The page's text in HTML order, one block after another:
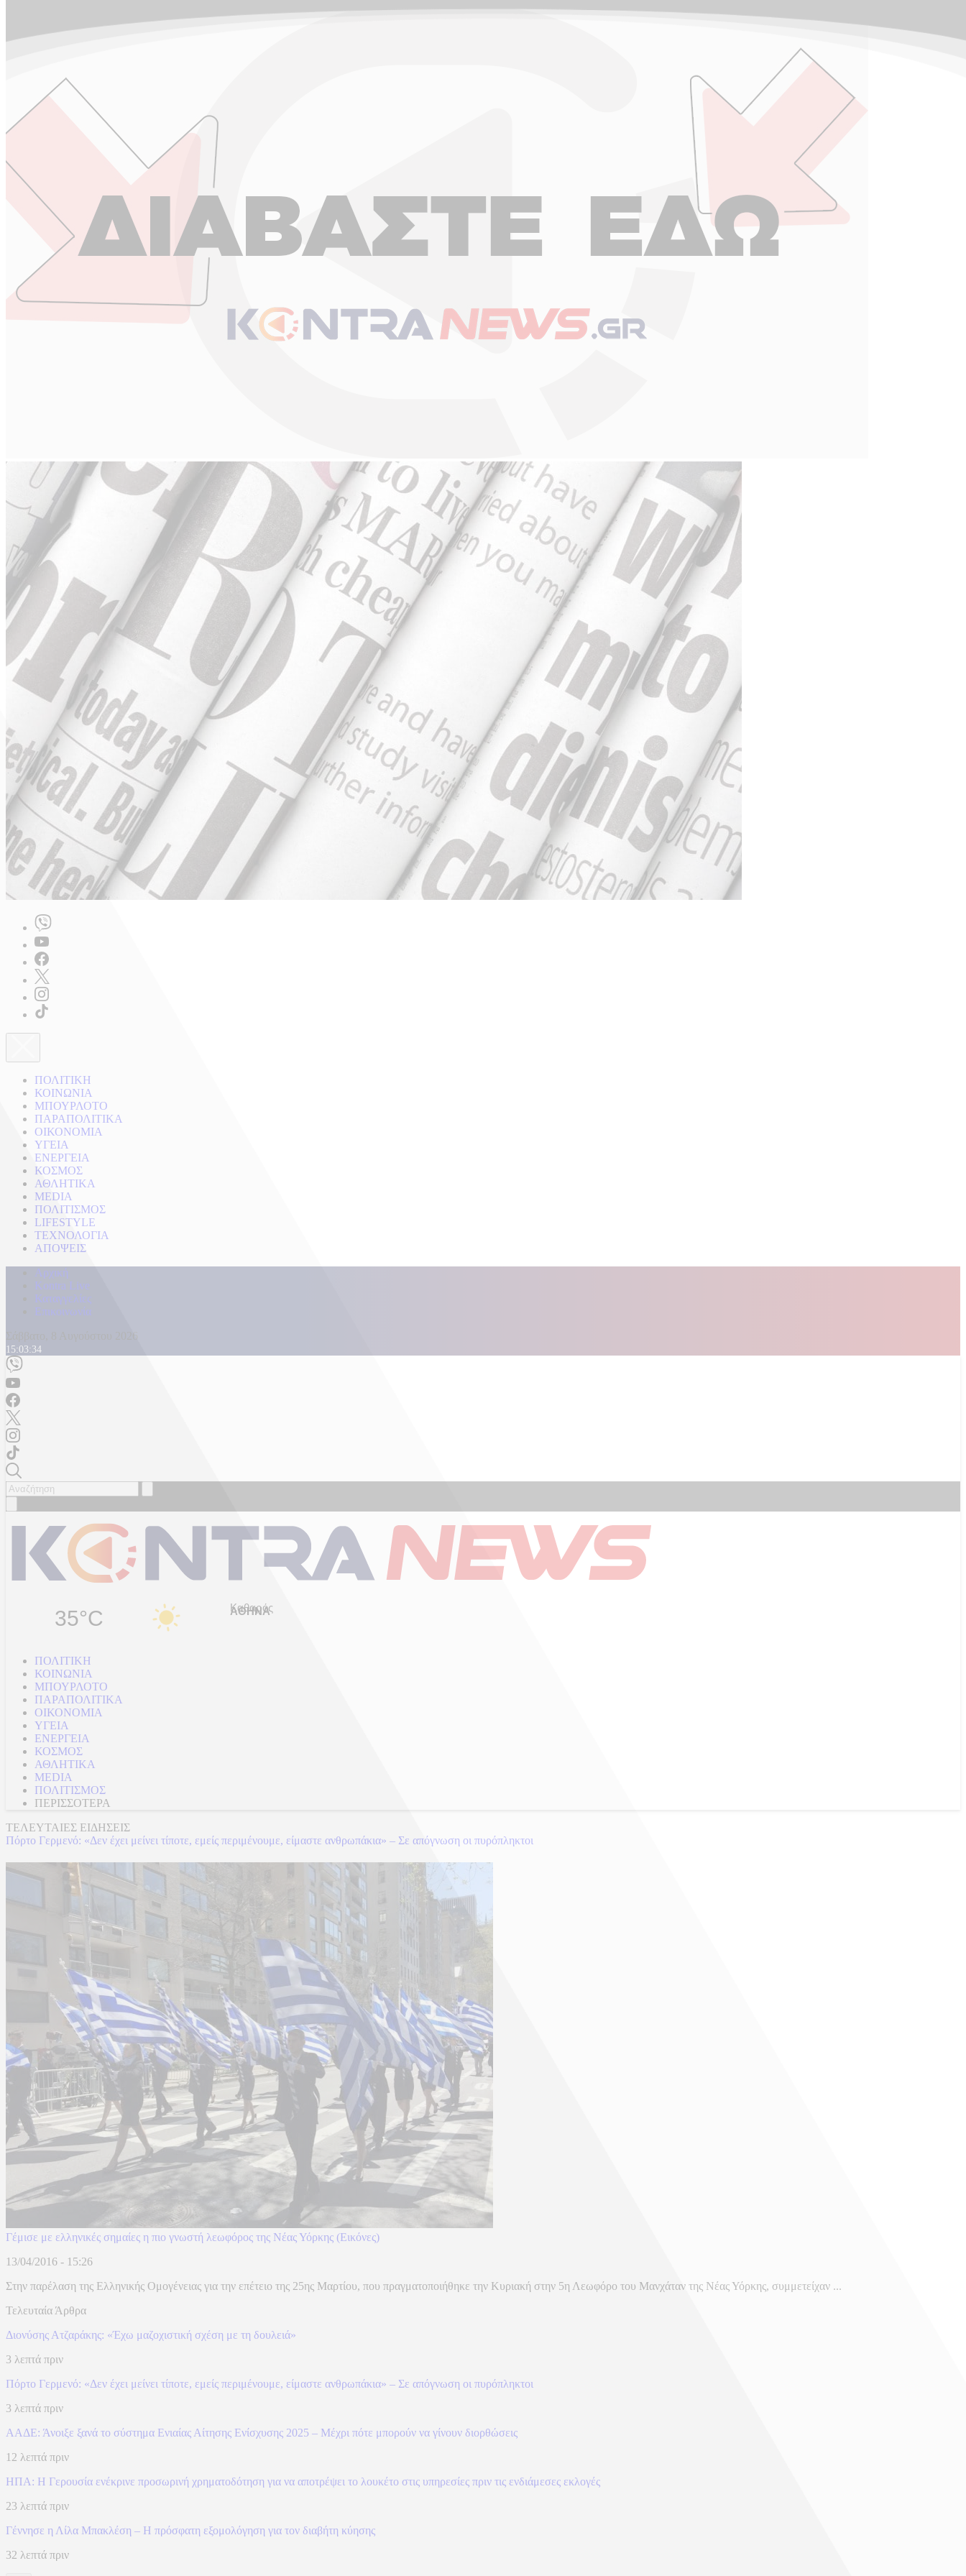
ΠΟΛΙΤΙΚΗ
ΚΟΙΝΩΝΙΑ
ΜΠΟΥΡΛΟΤΟ
ΠΑΡΑΠΟΛΙΤΙΚΑ
ΟΙΚΟΝΟΜΙΑ
ΥΓΕΙΑ
ΕΝΕΡΓΕΙΑ
ΚΟΣΜΟΣ
ΑΘΛΗΤΙΚΑ
MEDIA
ΠΟΛΙΤΙΣΜΟΣ
LIFESTYLE
ΤΕΧΝΟΛΟΓΙΑ
ΑΠΟΨΕΙΣ
Αρχική
Kontra Live
Καταγγελίες
Επικοινωνία
Σάββατο, 8 Αυγούστου 2026
15:03:36
35°C Καθαρός
ΠΟΛΙΤΙΚΗ
ΚΟΙΝΩΝΙΑ
ΜΠΟΥΡΛΟΤΟ
ΠΑΡΑΠΟΛΙΤΙΚΑ
ΟΙΚΟΝΟΜΙΑ
ΥΓΕΙΑ
ΕΝΕΡΓΕΙΑ
ΚΟΣΜΟΣ
ΑΘΛΗΤΙΚΑ
MEDIA
ΠΟΛΙΤΙΣΜΟΣ
ΠΕΡΙΣΣΟΤΕΡΑ
ΤΕΛΕΥΤΑΙΕΣ ΕΙΔΗΣΕΙΣ
Πόρτο Γερμενό: «Δεν έχει μείνει τίποτε, εμείς περιμένουμε, είμαστε ανθρωπάκια» – Σε απόγνωση οι πυρόπληκτοι
Γέμισε με ελληνικές σημαίες η πιο γνωστή λεωφόρος της Νέας Υόρκης (Εικόνες)
13/04/2016 - 15:26
Στην παρέλαση της Ελληνικής Ομογένειας για την επέτειο της 25ης Μαρτίου, που πραγματοποιήθηκε την Κυριακή στην 5η Λεωφόρο του Μανχάταν της Νέας Υόρκης, συμμετείχαν ...
Τελευταία Άρθρα
Διονύσης Ατζαράκης: «Έχω μαζοχιστική σχέση με τη δουλειά»
3 λεπτά πριν
Πόρτο Γερμενό: «Δεν έχει μείνει τίποτε, εμείς περιμένουμε, είμαστε ανθρωπάκια» – Σε απόγνωση οι πυρόπληκτοι
3 λεπτά πριν
ΑΑΔΕ: Άνοιξε ξανά το σύστημα Ενιαίας Αίτησης Ενίσχυσης 2025 – Μέχρι πότε μπορούν να γίνουν διορθώσεις
12 λεπτά πριν
ΗΠΑ: Η Γερουσία ενέκρινε προσωρινή χρηματοδότηση για να αποτρέψει το λουκέτο στις υπηρεσίες πριν τις ενδιάμεσες εκλογές
23 λεπτά πριν
Γέννησε η Λίλα Μπακλέση – Η πρόσφατη εξομολόγηση για τον διαβήτη κύησης
32 λεπτά πριν